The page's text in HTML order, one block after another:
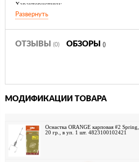
Характеристики:
- Кормушка: ORANGE Пружина – 20,30,40 гр
- Крючок: #6
- Поводок: Power Pro
Преимущества:
Развернуть
ОТЗЫВЫ (0) ОБЗОРЫ ()
МОДИФИКАЦИИ ТОВАРА
Оснастка ORANGE карповая #2 Spring,
20 гр., в уп. 1 шт. 4823100102421